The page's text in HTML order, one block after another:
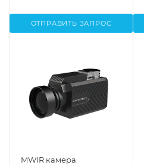
ОТПРАВИТЬ ЗАПРОС
MWIR камера